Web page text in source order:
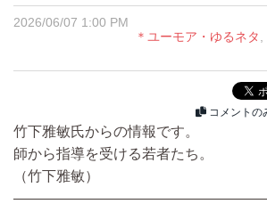
2026/06/07 1:00 PM
＊ユーモア・ゆるネタ,
コメントの
竹下雅敏氏からの情報です。
師から指導を受ける若者たち。
（竹下雅敏）